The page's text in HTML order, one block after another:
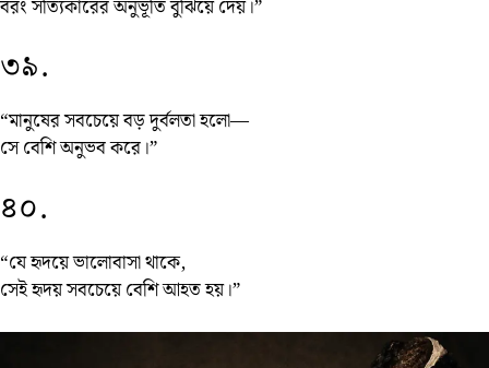
বরং সত্যিকারের অনুভূতি বুঝিয়ে দেয়।”
৩৯.
“মানুষের সবচেয়ে বড় দুর্বলতা হলো—
সে বেশি অনুভব করে।”
৪০.
“যে হৃদয়ে ভালোবাসা থাকে,
সেই হৃদয় সবচেয়ে বেশি আহত হয়।”